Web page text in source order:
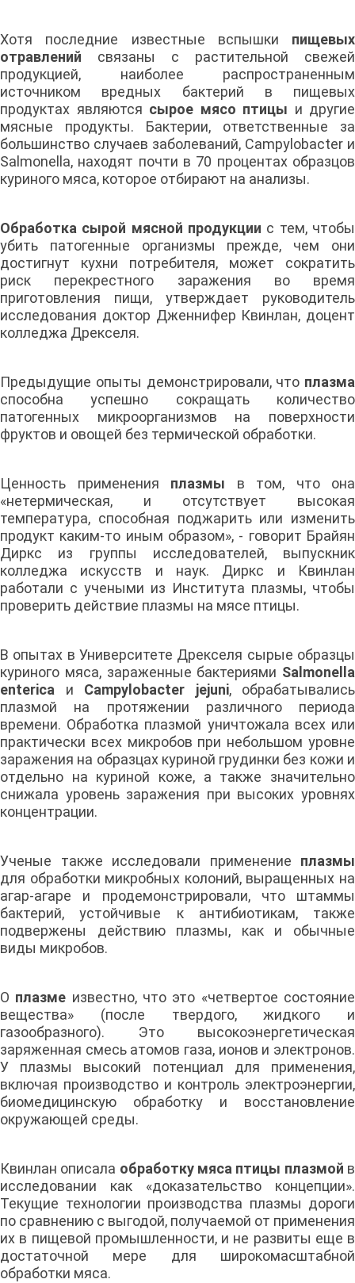
Хотя последние известные вспышки пищевых
отравлений связаны с растительной свежей
продукцией, наиболее распространенным
источником вредных бактерий в пищевых
продуктах являются сырое мясо птицы и другие
мясные продукты. Бактерии, ответственные за
большинство случаев заболеваний, Campylobacter и
Salmonella, находят почти в 70 процентах образцов
куриного мяса, которое отбирают на анализы.
Обработка сырой мясной продукции с тем, чтобы
убить патогенные организмы прежде, чем они
достигнут кухни потребителя, может сократить
риск перекрестного заражения во время
приготовления пищи, утверждает руководитель
исследования доктор Дженнифер Квинлан, доцент
колледжа Дрекселя.
Предыдущие опыты демонстрировали, что плазма
способна успешно сокращать количество
патогенных микроорганизмов на поверхности
фруктов и овощей без термической обработки.
Ценность применения плазмы в том, что она
«нетермическая, и отсутствует высокая
температура, способная поджарить или изменить
продукт каким-то иным образом», - говорит Брайян
Диркс из группы исследователей, выпускник
колледжа искусств и наук. Диркс и Квинлан
работали с учеными из Института плазмы, чтобы
проверить действие плазмы на мясе птицы.
В опытах в Университете Дрекселя сырые образцы
куриного мяса, зараженные бактериями Salmonella
enterica и Campylobacter jejuni, обрабатывались
плазмой на протяжении различного периода
времени. Обработка плазмой уничтожала всех или
практически всех микробов при небольшом уровне
заражения на образцах куриной грудинки без кожи и
отдельно на куриной коже, а также значительно
снижала уровень заражения при высоких уровнях
концентрации.
Ученые также исследовали применение плазмы
для обработки микробных колоний, выращенных на
агар-агаре и продемонстрировали, что штаммы
бактерий, устойчивые к антибиотикам, также
подвержены действию плазмы, как и обычные
виды микробов.
О плазме известно, что это «четвертое состояние
вещества» (после твердого, жидкого и
газообразного). Это высокоэнергетическая
заряженная смесь атомов газа, ионов и электронов.
У плазмы высокий потенциал для применения,
включая производство и контроль электроэнергии,
биомедицинскую обработку и восстановление
окружающей среды.
Квинлан описала обработку мяса птицы плазмой в
исследовании как «доказательство концепции».
Текущие технологии производства плазмы дороги
по сравнению с выгодой, получаемой от применения
их в пищевой промышленности, и не развиты еще в
достаточной мере для широкомасштабной
обработки мяса.